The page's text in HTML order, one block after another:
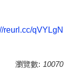
reurl.cc/qVYLgN
瀏覽數: 10070